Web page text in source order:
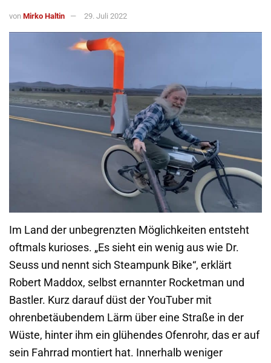
von Mirko Haltin 29. Juli 2022
Im Land der unbegrenzten Möglichkeiten entsteht
oftmals kurioses. „Es sieht ein wenig aus wie Dr.
Seuss und nennt sich Steampunk Bike“, erklärt
Robert Maddox, selbst ernannter Rocketman und
Bastler. Kurz darauf düst der YouTuber mit
ohrenbetäubendem Lärm über eine Straße in der
Wüste, hinter ihm ein glühendes Ofenrohr, das er auf
sein Fahrrad montiert hat. Innerhalb weniger